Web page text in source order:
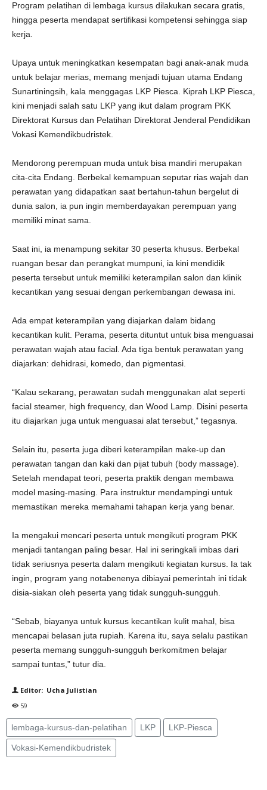
Program pelatihan di lembaga kursus dilakukan secara gratis,
hingga peserta mendapat sertifikasi kompetensi sehingga siap
kerja.
Upaya untuk meningkatkan kesempatan bagi anak-anak muda
untuk belajar merias, memang menjadi tujuan utama Endang
Sunartiningsih, kala menggagas LKP Piesca. Kiprah LKP Piesca,
kini menjadi salah satu LKP yang ikut dalam program PKK
Direktorat Kursus dan Pelatihan Direktorat Jenderal Pendidikan
Vokasi Kemendikbudristek.
Mendorong perempuan muda untuk bisa mandiri merupakan
cita-cita Endang. Berbekal kemampuan seputar rias wajah dan
perawatan yang didapatkan saat bertahun-tahun bergelut di
dunia salon, ia pun ingin memberdayakan perempuan yang
memiliki minat sama.
Saat ini, ia menampung sekitar 30 peserta khusus. Berbekal
ruangan besar dan perangkat mumpuni, ia kini mendidik
peserta tersebut untuk memiliki keterampilan salon dan klinik
kecantikan yang sesuai dengan perkembangan dewasa ini.
Ada empat keterampilan yang diajarkan dalam bidang
kecantikan kulit. Perama, peserta dituntut untuk bisa menguasai
perawatan wajah atau facial. Ada tiga bentuk perawatan yang
diajarkan: dehidrasi, komedo, dan pigmentasi.
“Kalau sekarang, perawatan sudah menggunakan alat seperti
facial steamer, high frequency, dan Wood Lamp. Disini peserta
itu diajarkan juga untuk menguasai alat tersebut,” tegasnya.
Selain itu, peserta juga diberi keterampilan make-up dan
perawatan tangan dan kaki dan pijat tubuh (body massage).
Setelah mendapat teori, peserta praktik dengan membawa
model masing-masing. Para instruktur mendampingi untuk
memastikan mereka memahami tahapan kerja yang benar.
Ia mengakui mencari peserta untuk mengikuti program PKK
menjadi tantangan paling besar. Hal ini seringkali imbas dari
tidak seriusnya peserta dalam mengikuti kegiatan kursus. Ia tak
ingin, program yang notabenenya dibiayai pemerintah ini tidak
disia-siakan oleh peserta yang tidak sungguh-sungguh.
“Sebab, biayanya untuk kursus kecantikan kulit mahal, bisa
mencapai belasan juta rupiah. Karena itu, saya selalu pastikan
peserta memang sungguh-sungguh berkomitmen belajar
sampai tuntas,” tutur dia.
Editor: Ucha Julistian
59
lembaga-kursus-dan-pelatihan LKP LKP-Piesca
Vokasi-Kemendikbudristek